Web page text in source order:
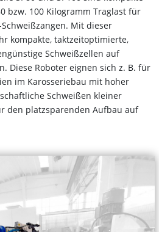
bzw. 100 Kilogramm Traglast für
Mit dieser
kompakte, taktzeitoptimierte,
Schweißzellen auf
Diese Roboter eignen sich z. B. für
im Karosseriebau mit hoher
Schweißen kleiner
den platzsparenden Aufbau auf